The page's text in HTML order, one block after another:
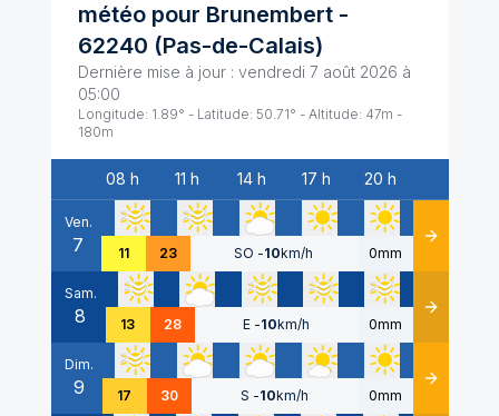
météo pour Brunembert-
62240 (Pas-de-Calais)
Dernière mise à jour : vendredi 7 août 2026 à
05:00
Longitude: 1.89° - Latitude: 50.71° - Altitude: 47m -
180m
Date
08 h 11 h 14 h 17 h 20 h
Ven.
7 11 23 SO -10km/h 0mm Détails
Sam.
8 13 28 E -10km/h 0mm Détails
Dim.
9 17 30 S -10km/h 0mm Détails